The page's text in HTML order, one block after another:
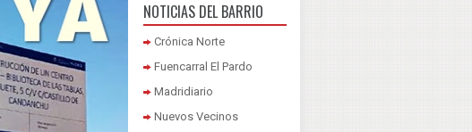
NOTICIAS DEL BARRIO
Crónica Norte
Fuencarral El Pardo
Madridiario
Nuevos Vecinos